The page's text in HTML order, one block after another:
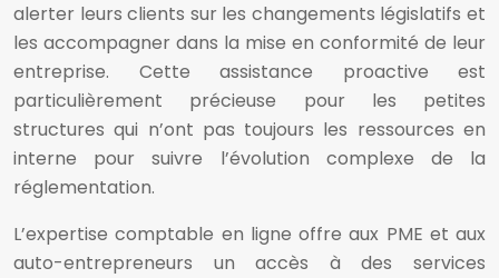
alerter leurs clients sur les changements législatifs et
les accompagner dans la mise en conformité de leur
entreprise. Cette assistance proactive est
particulièrement précieuse pour les petites
structures qui n’ont pas toujours les ressources en
interne pour suivre l’évolution complexe de la
réglementation.
L’expertise comptable en ligne offre aux PME et aux
auto-entrepreneurs un accès à des services